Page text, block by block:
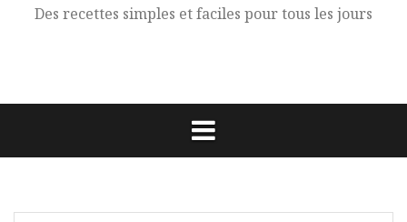
Des recettes simples et faciles pour tous les jours